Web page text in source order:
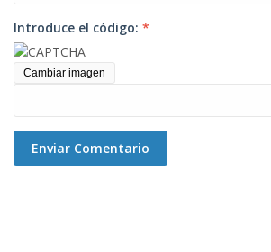
Introduce el código: *
Cambiar imagen
Enviar Comentario